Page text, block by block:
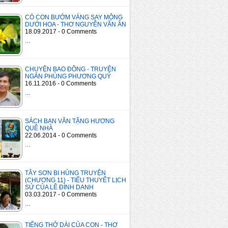
CÓ CON BƯỚM VÀNG SAY MỘNG
DƯỚI HOA - THƠ NGUYỄN VĂN ÂN
18.09.2017 - 0 Comments
CHUYỆN BAO ĐỒNG - TRUYỆN
NGẮN PHÙNG PHƯƠNG QUÝ
16.11.2016 - 0 Comments
SÁCH BẠN VĂN TẶNG HƯƠNG
QUÊ NHÀ
22.06.2014 - 0 Comments
TÂY SƠN BI HÙNG TRUYỆN
(CHƯƠNG 11) - TIỂU THUYẾT LỊCH
SỬ CỦA LÊ ĐÌNH DANH
03.03.2017 - 0 Comments
TIẾNG THỞ DÀI CỦA CON - THƠ